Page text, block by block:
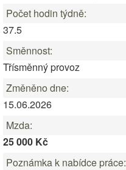
Počet hodin týdně:
37.5
Směnnost:
Třísměnný provoz
Změněno dne:
15.06.2026
Mzda:
25 000 Kč
Poznámka k nabídce práce: